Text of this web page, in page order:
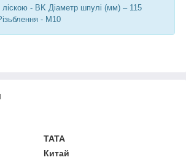
- BK Діаметр шпулі (мм) – 115
- М10
TATA
Китай